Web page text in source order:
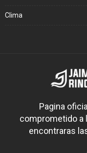
Clima
Pagina
comprometido a
encontraras